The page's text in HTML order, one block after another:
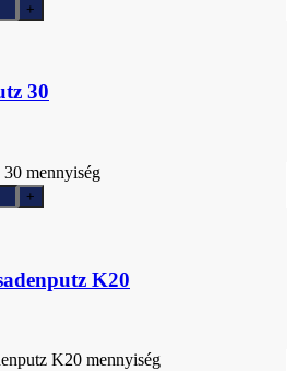
30
mennyiség
K20
K20 mennyiség